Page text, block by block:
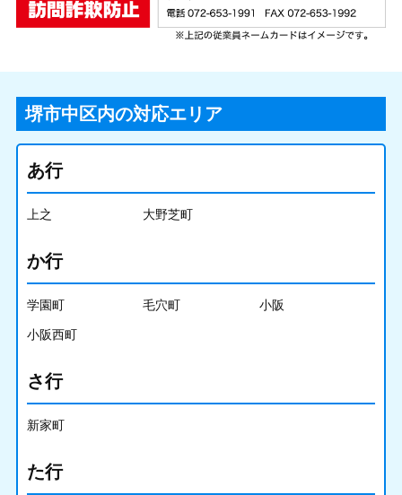
堺市中区内の対応エリア
あ行
上之 大野芝町
か行
学園町 毛穴町 小阪
小阪西町
さ行
新家町
た行